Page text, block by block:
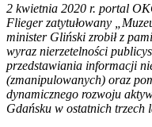
2 kwietnia 2020 r. portal
Flieger zatytułowany
minister Gliński zrobił z
wyraz nierzetelności
przedstawiania informacji
(zmanipulowanych) oraz
dynamicznego rozwoju
Gdańsku w ostatnich trzech